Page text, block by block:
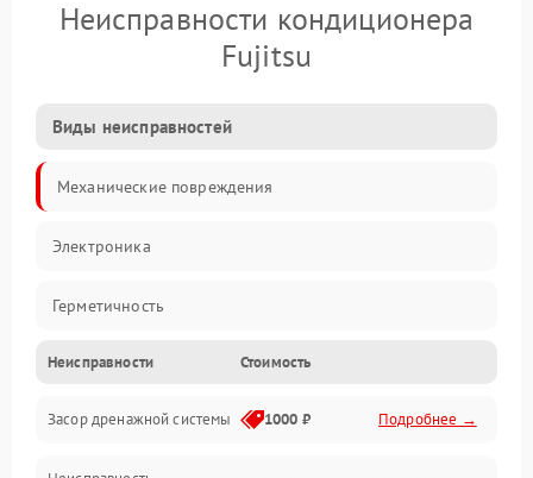
Неисправности кондиционера
Fujitsu
Виды неисправностей
Механические повреждения
Электроника
Герметичность
Механика
Управление
Неисправности Стоимость
Засор дренажной системы 1000 ₽ Подробнее →